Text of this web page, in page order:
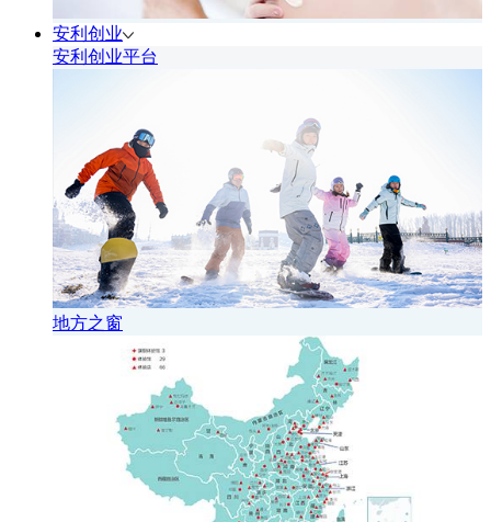
安利创业
安利创业平台
地方之窗